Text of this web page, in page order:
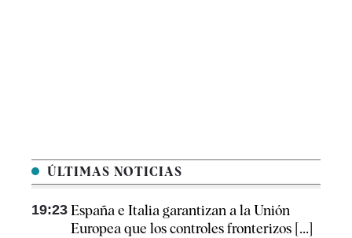
ÚLTIMAS NOTICIAS
19:23 España e Italia garantizan a la Unión
Europea que los controles fronterizos [...]